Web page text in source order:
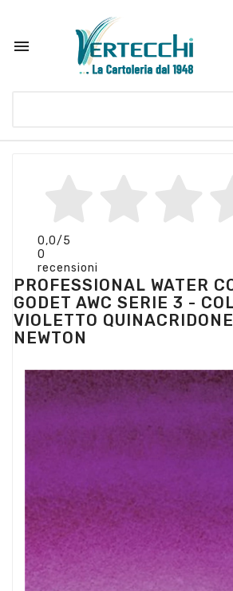

0,0/5
0
recensioni
PROFESSIONAL WATER
GODET AWC SERIE 3 -
VIOLETTO
NEWTON